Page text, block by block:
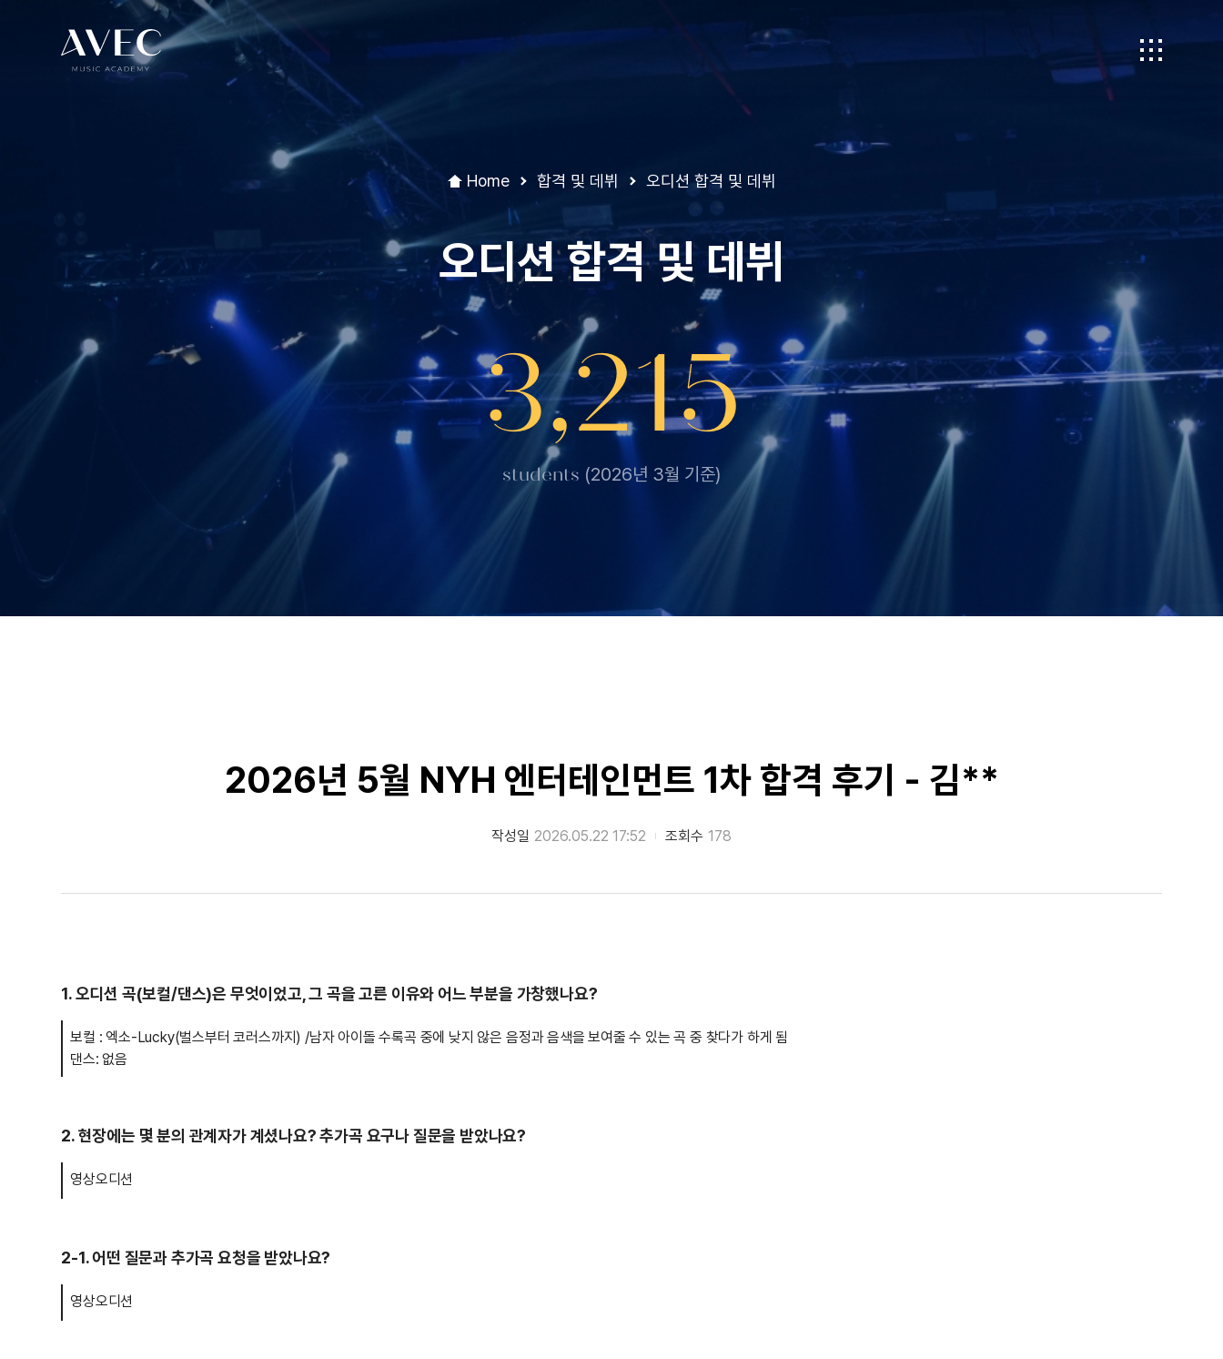
Home 합격 및 데뷔 오디션 합격 및 데뷔
오디션 합격 및 데뷔
3,215
students (2026년 3월 기준)
2026년 5월 NYH 엔터테인먼트 1차 합격 후기 - 김**
작성일 2026.05.22 17:52 조회수 178
1. 오디션 곡(보컬/댄스)은 무엇이었고, 그 곡을 고른 이유와 어느 부분을 가창했나요?
보컬 : 엑소-Lucky(벌스부터 코러스까지) /남자 아이돌 수록곡 중에 낮지 않은 음정과 음색을 보여줄 수 있는 곡 중 찾다가 하게 됨
댄스: 없음
2. 현장에는 몇 분의 관계자가 계셨나요? 추가곡 요구나 질문을 받았나요?
영상오디션
2-1. 어떤 질문과 추가곡 요청을 받았나요?
영상오디션